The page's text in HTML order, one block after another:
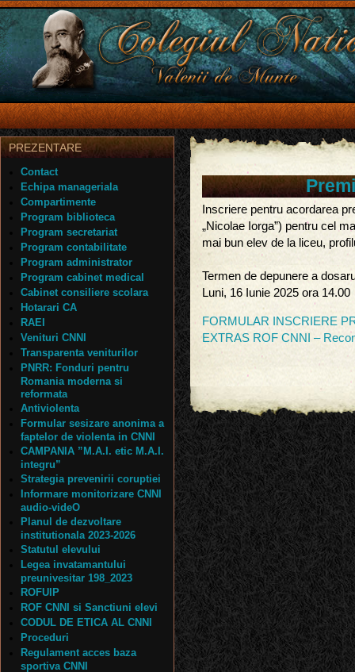
Inscriere pentru acordarea
„Nicolae Iorga”) pentru cel
mai bun elev de la liceu,
Termen de depunere a
Luni, 16 Iunie 2025 ora 14.00
FORMULAR INSCRIERE
EXTRAS ROF CNNI –
PREZENTARE
Contact
Echipa manageriala
Compartimente
Program biblioteca
Program secretariat
Program contabilitate
Program administrator
Program cabinet medical
Cabinet consiliere scolara
Hotarari CA
RAEI
Venituri CNNI
Transparenta veniturilor
PNRR: Fonduri pentru
Romania moderna si
reformata
Antiviolenta
Formular sesizare anonima a
faptelor de violenta in CNNI
CAMPANIA ”M.A.I. etic M.A.I.
integru”
Strategia prevenirii coruptiei
Informare monitorizare CNNI
audio-videO
Planul de dezvoltare
institutionala 2023-2026
Statutul elevului
Legea invatamantului
preunivesitar 198_2023
ROFUIP
ROF CNNI si Sanctiuni elevi
CODUL DE ETICA AL CNNI
Proceduri
Regulament acces baza
sportiva CNNI